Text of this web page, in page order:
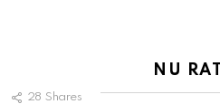
NU
28 Shares